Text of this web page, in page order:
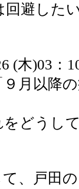
避した
(木)03：
月以降の
をどうし
、戸田